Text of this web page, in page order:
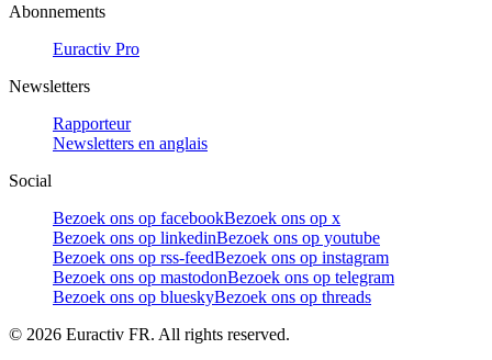
Abonnements
Euractiv Pro
Newsletters
Rapporteur
Newsletters en anglais
Social
Bezoek ons op facebookBezoek ons op x
Bezoek ons op linkedinBezoek ons op youtube
Bezoek ons op rss-feedBezoek ons op instagram
Bezoek ons op mastodonBezoek ons op telegram
Bezoek ons op blueskyBezoek ons op threads
© 2026 Euractiv FR. All rights reserved.